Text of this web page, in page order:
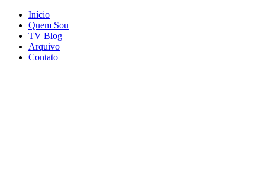
Início
Quem Sou
TV Blog
Arquivo
Contato